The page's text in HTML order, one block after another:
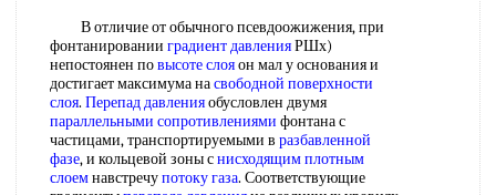
В отличие от обычного псевдоожижения, при
фонтанировании градиент давленияРШх)
непостоянен повысоте слояон мал у основания и
достигает максимума насвободной поверхности
слоя. Перепад давленияобусловлен двумя
параллельными сопротивлениями фонтана с
частицами, транспортируемыми в разбавленной
фазе, и кольцевой зоны снисходящим плотным
слоемнавстречупотоку газа. Соответствующие